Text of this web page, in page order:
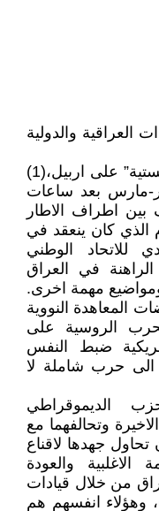
والدولية
جاء الهجوم الايراني بالصواريخ “البالستية” على اربيل،(1)
كردستان يوم 13 آذار-مارس بعد ساعات
بين اطراف الاطار
الذي كان ينعقد في
للاتحاد الوطني
الراهنة في العراق
مهمة اخرى.
المعاهدة النووية
الروسية على
ضبط النفس
الى حرب شاملة لا
الديموقراطي
وتحالفهما مع
تحاول جهدها لاقناع
والعودة
من خلال قيادات
والشخصيات التابعة لها (3)، وهؤلاء انفسهم هم